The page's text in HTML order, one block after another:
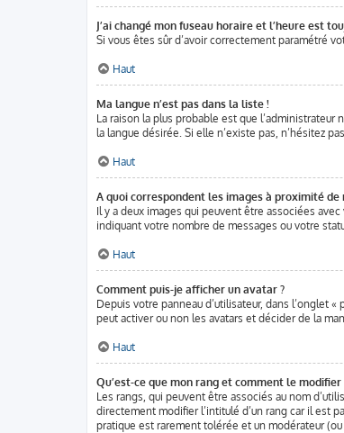
J’ai changé mon fuseau horaire et l’heure est
Si vous êtes sûr d’avoir correctement paramétré
Haut
Ma langue n’est pas dans la liste !
La raison la plus probable est que
la langue désirée. Si elle n’existe pas, n’hésitez
Haut
A quoi correspondent les images à proximité de
Il y a deux images qui peuvent être associées
indiquant votre nombre de messages ou votre
Haut
Comment puis-je afficher un avatar ?
Depuis votre panneau d’utilisateur, dans l’onglet
peut activer ou non les avatars et décider de la
Haut
Qu’est-ce que mon rang et comment le modifier
Les rangs, qui peuvent être associés au nom
directement modifier l’intitulé d’un rang car il est
pratique est rarement tolérée et un modérateur